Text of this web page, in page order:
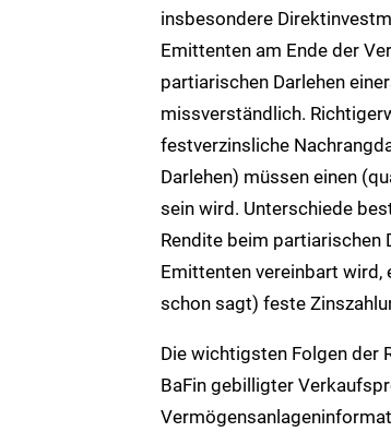
insbesondere
Emittenten am Ende der
partiarischen Darlehen
missverständlich.
festverzinsliche
Darlehen) müssen einen
sein wird. Unterschiede
Rendite beim partiarischen
Emittenten vereinbart wird,
schon sagt) feste
Die wichtigsten Folgen der
BaFin gebilligter